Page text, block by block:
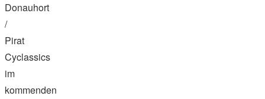
Donauhort
/
Pirat
Cyclassics
im
kommenden